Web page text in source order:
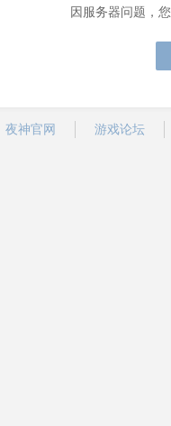
因服务器问题，
夜神官网 游戏论坛